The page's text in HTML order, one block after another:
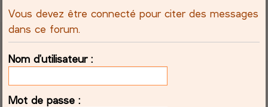
Vous devez être connecté pour citer des messages
dans ce forum.
Nom d’utilisateur :
Mot de passe :